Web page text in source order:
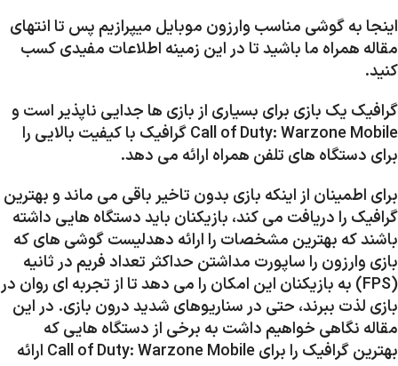
اینجا بهگوشی مناسب وارزون موبایل میپرازیم پس تا انتهای
مقاله همراه ما باشید تا در این زمینه اطلاعات مفیدی کسب
کنید.
گرافیک یک بازی برای بسیاری از بازی ها جدایی ناپذیر است و
Call of Duty: Warzone Mobile گرافیک با کیفیت بالایی را
برای دستگاه های تلفن همراه ارائه می دهد.
برای اطمینان از اینکه بازی بدون تاخیر باقی می ماند و بهترین
گرافیک را دریافت می کند، بازیکنان باید دستگاه هایی داشته
باشند که بهترین مشخصات را ارائه دهدلیست گوشی های که
بازی وارزون را ساپورت مداشتن حداکثر تعداد فریم در ثانیه
(FPS) به بازیکنان این امکان را می دهد تا از تجربه ای روان در
بازی لذت ببرند، حتی در سناریوهای شدید درون بازی. در این
مقاله نگاهی خواهیم داشت به برخی از دستگاه هایی که
بهترین گرافیک را برای Call of Duty: Warzone Mobile ارائه